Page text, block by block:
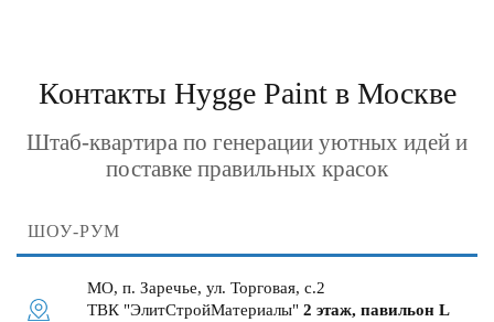
Контакты Hygge Paint в Москве
Штаб-квартира по генерации уютных идей и
поставке правильных красок
ШОУ-РУМ
МО, п. Заречье, ул. Торговая, с.2
ТВК "ЭлитСтройМатериалы" 2 этаж, павильон L